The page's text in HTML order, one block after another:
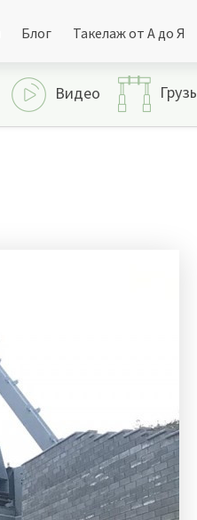
Блог Такелаж от А до Я
Видео